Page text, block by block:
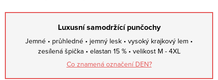
Luxusní samodržící punčochy
Jemné • průhledné • jemný lesk • vysoký krajkový lem •
zesílená špička • elastan 15 % • velikost M - 4XL
Co znamená označení DEN?